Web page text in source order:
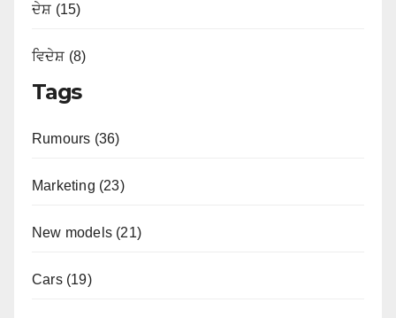
ਦੇਸ਼ (15)
ਵਿਦੇਸ਼ (8)
Tags
Rumours (36)
Marketing (23)
New models (21)
Cars (19)